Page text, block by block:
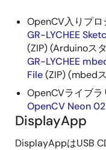
OpenCV入りプロ
GR-LYCHEE
(ZIP) (Arduinoス
GR-LYCHEE
File(ZIP) (mbed
OpenCVライブラ
OpenCV Neon
DisplayApp
DisplayAppはUSB